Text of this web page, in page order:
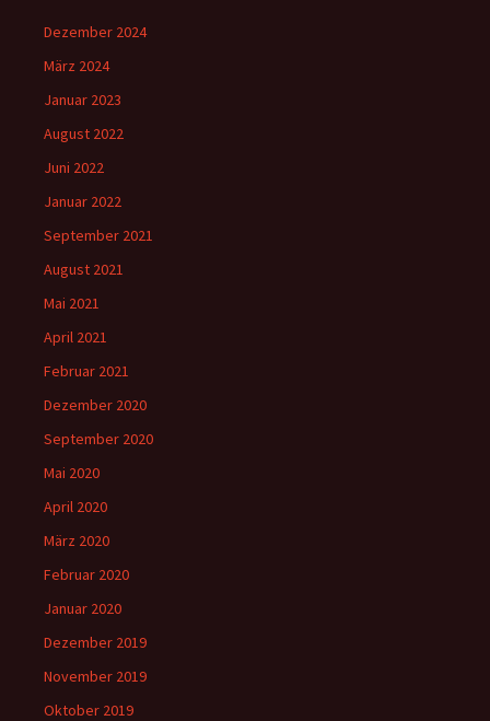
Dezember 2024
März 2024
Januar 2023
August 2022
Juni 2022
Januar 2022
September 2021
August 2021
Mai 2021
April 2021
Februar 2021
Dezember 2020
September 2020
Mai 2020
April 2020
März 2020
Februar 2020
Januar 2020
Dezember 2019
November 2019
Oktober 2019